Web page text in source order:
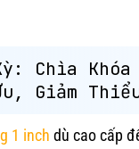
Chìa Khóa
Giảm
1 inch dù cao cấp